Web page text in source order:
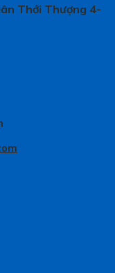
Thới Thượng 4-